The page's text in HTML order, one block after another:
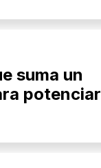
suma un
potenciar